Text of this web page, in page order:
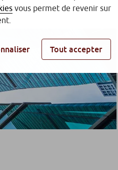
vous permet de revenir sur
Tout accepter